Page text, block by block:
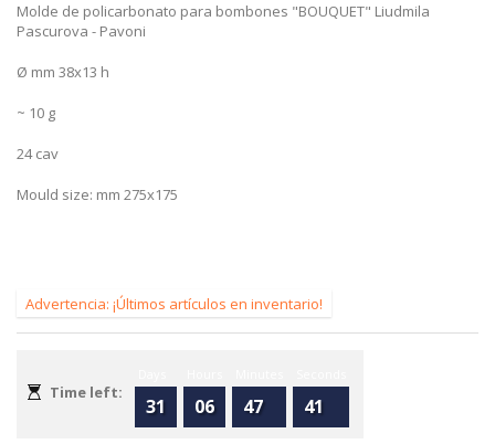
Molde de policarbonato para bombones "BOUQUET" Liudmila
Pascurova - Pavoni
Ø mm 38x13 h
~ 10 g
24 cav
Mould size: mm 275x175
Advertencia: ¡Últimos artículos en inventario!
Time left:
31 06 47 41